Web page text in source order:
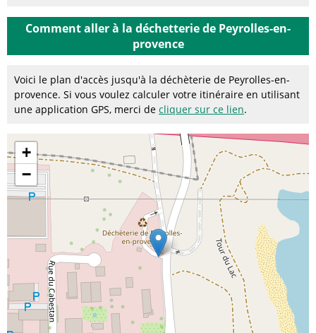
Comment aller à la déchetterie de Peyrolles-en-
provence
Voici le plan d'accès jusqu'à la déchèterie de Peyrolles-en-
provence. Si vous voulez calculer votre itinéraire en utilisant
une application GPS, merci de cliquer sur ce lien.
+
−